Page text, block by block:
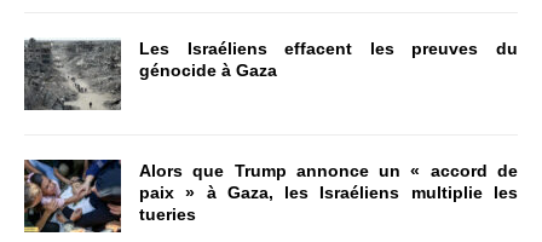
Les Israéliens effacent les preuves du
génocide à Gaza
Alors que Trump annonce un « accord de
paix » à Gaza, les Israéliens multiplie les
tueries